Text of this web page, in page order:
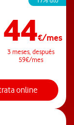
44€/mes
3 meses, después
59€/mes
online